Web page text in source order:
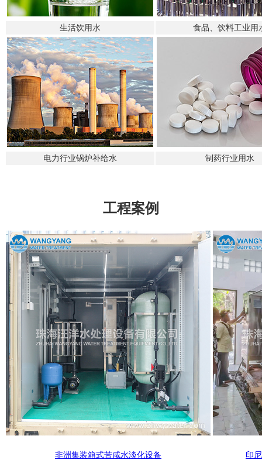
生活饮用水 食品、饮料工业用
电力行业锅炉补给水 制药行业用水
工程案例
非洲集装箱式苦咸水淡化设备 印